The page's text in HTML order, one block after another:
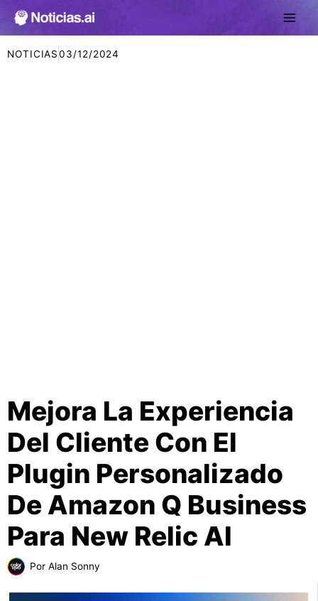
NOTICIAS 03/12/2024
Mejora La Experiencia
Del Cliente Con El
Plugin Personalizado
De Amazon Q Business
Para New Relic AI
Por Alan Sonny